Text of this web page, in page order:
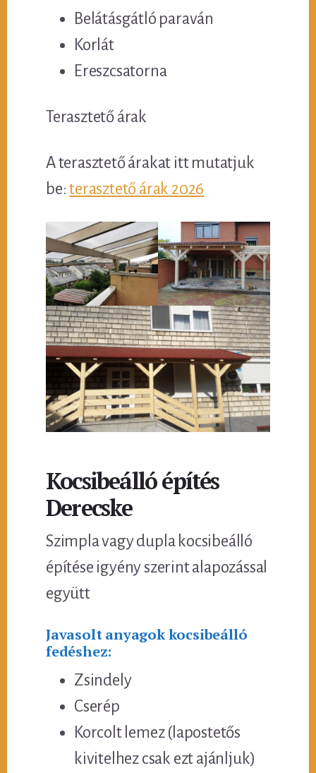
Belátásgátló paraván
Korlát
Ereszcsatorna
Terasztető árak
A terasztető árakat itt mutatjuk
be:terasztető árak 2026
Kocsibeálló építés
Derecske
Szimpla vagy dupla kocsibeálló
építése igyény szerint alapozással
együtt
Javasolt anyagok kocsibeálló
fedéshez:
Zsindely
Cserép
Korcolt lemez (lapostetős
kivitelhez csak ezt ajánljuk)